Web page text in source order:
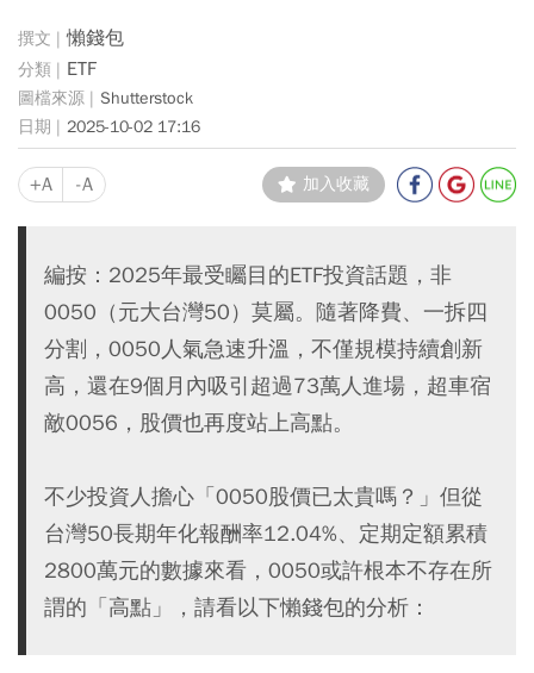
懶錢包
ETF
Shutterstock
2025-10-02 17:16
+A -A 加入收藏
編按：2025年最受矚目的ETF投資話題，非
0050（元大台灣50）莫屬。隨著降費、一拆四
分割，0050人氣急速升溫，不僅規模持續創新
高，還在9個月內吸引超過73萬人進場，超車宿
敵0056，股價也再度站上高點。
不少投資人擔心「0050股價已太貴嗎？」但從
台灣50長期年化報酬率12.04%、定期定額累積
2800萬元的數據來看，0050或許根本不存在所
謂的「高點」，請看以下懶錢包的分析：